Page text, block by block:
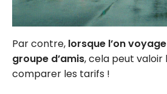
Par contre, lorsque l’on
groupe d’amis, cela peut valoir
comparer les tarifs !